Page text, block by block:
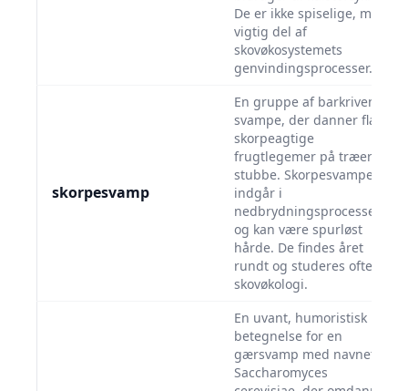
De er ikke spiselige, men
vigtig del af
skovøkosystemets
genvindingsprocesser.
skorpesvamp
En gruppe af barkrivende
svampe, der danner flade
skorpeagtige
frugtlegemer på træer og
stubbe. Skorpesvampe
indgår i
nedbrydningsprocessen
og kan være spurløst
hårde. De findes året
rundt og studeres ofte i
skovøkologi.
En uvant, humoristisk
betegnelse for en
gærsvamp med navnet
Saccharomyces